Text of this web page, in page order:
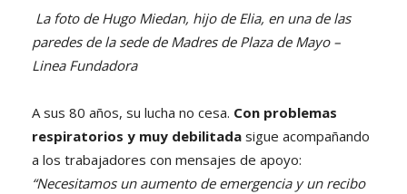
La foto de Hugo Miedan, hijo de Elia, en una de las
paredes de la sede de Madres de Plaza de Mayo –
Linea Fundadora
A sus 80 años, su lucha no cesa. Con problemas
respiratorios y muy debilitada sigue acompañando
a los trabajadores con mensajes de apoyo:
“Necesitamos un aumento de emergencia y un recibo